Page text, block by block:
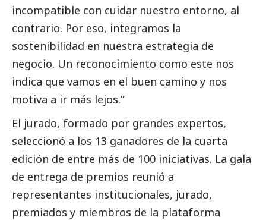
incompatible con cuidar nuestro entorno, al
contrario. Por eso, integramos la
sostenibilidad en nuestra estrategia de
negocio. Un reconocimiento como este nos
indica que vamos en el buen camino y nos
motiva a ir más lejos.”
El jurado, formado por grandes expertos,
seleccionó a los 13 ganadores de la cuarta
edición de entre más de 100 iniciativas. La gala
de entrega de premios reunió a
representantes institucionales, jurado,
premiados y miembros de la plataforma